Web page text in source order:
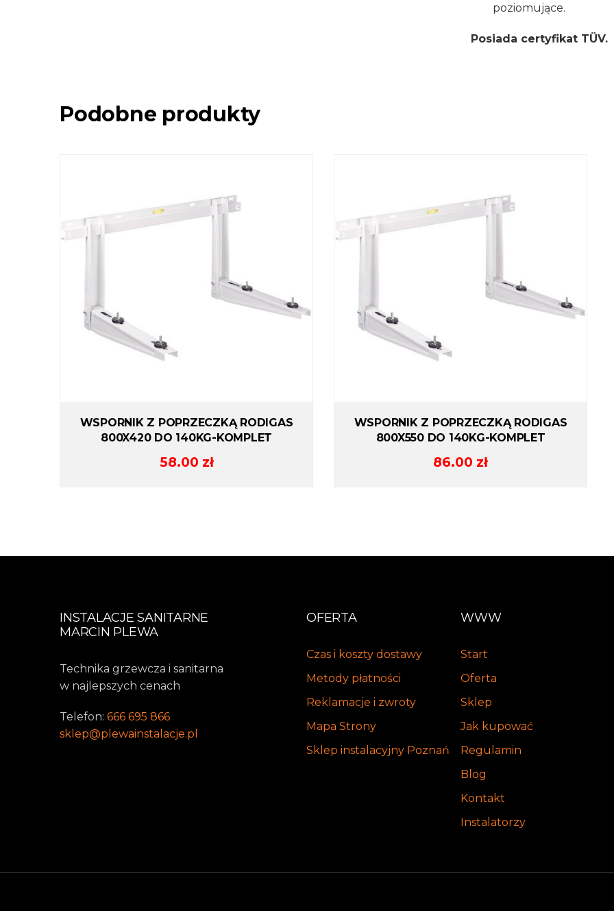
poziomujące.
Posiada certyfikat TÜV.
Podobne produkty
WSPORNIK Z POPRZECZKĄ RODIGAS
800X420 DO 140KG-KOMPLET
58.00 zł
WSPORNIK Z POPRZECZKĄ RODIGAS
800X550 DO 140KG-KOMPLET
86.00 zł
INSTALACJE SANITARNE
MARCIN PLEWA
Technika grzewcza i sanitarna
w najlepszych cenach
Telefon: 666 695 866
sklep@plewainstalacje.pl
OFERTA
Czas i koszty dostawy
Metody płatności
Reklamacje i zwroty
Mapa Strony
Sklep instalacyjny Poznań
WWW
Start
Oferta
Sklep
Jak kupować
Regulamin
Blog
Kontakt
Instalatorzy